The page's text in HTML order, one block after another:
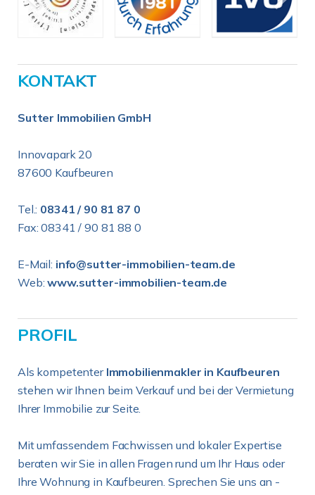
KONTAKT
Sutter Immobilien GmbH
Innovapark 20
87600 Kaufbeuren
Tel.: 08341 / 90 81 87 0
Fax: 08341 / 90 81 88 0
E-Mail: info@sutter-immobilien-team.de
Web:www.sutter-immobilien-team.de
PROFIL
Als kompetenter Immobilienmakler in Kaufbeuren
stehen wir Ihnen beim Verkauf und bei der Vermietung
Ihrer Immobilie zur Seite.
Mit umfassendem Fachwissen und lokaler Expertise
beraten wir Sie in allen Fragen rund um Ihr Haus oder
Ihre Wohnung in Kaufbeuren. Sprechen Sie uns an -